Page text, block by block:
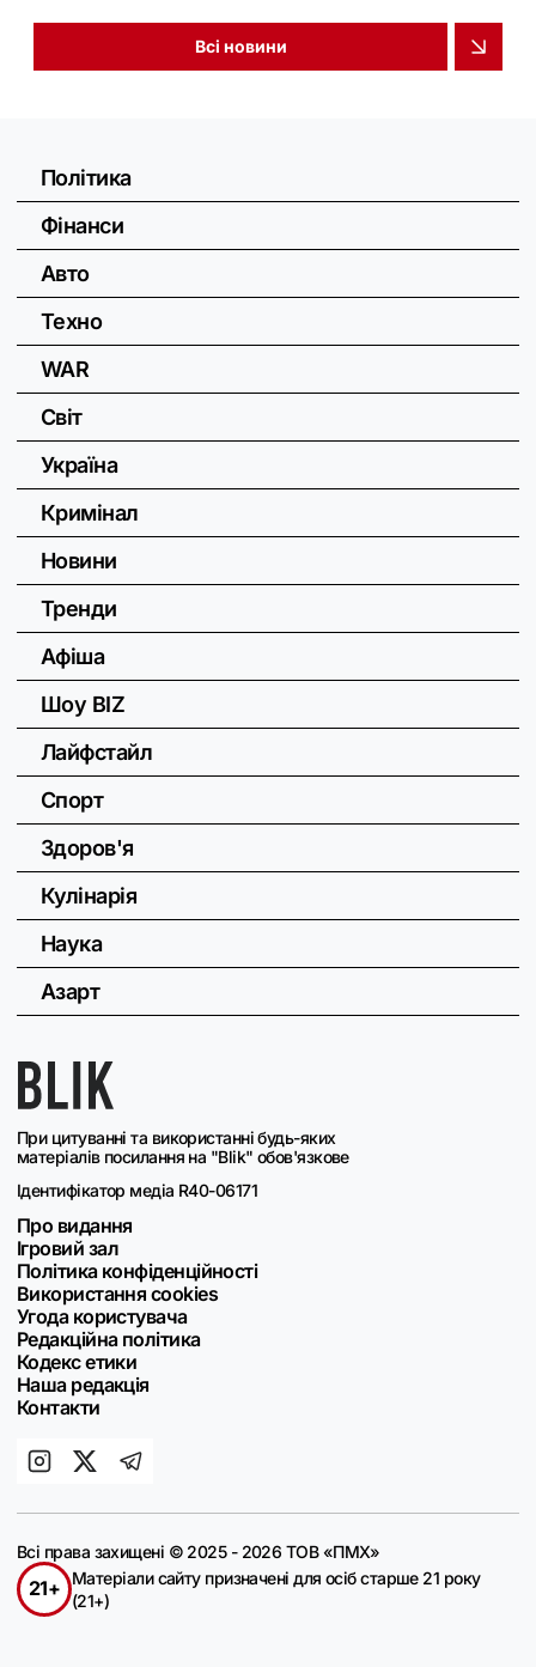
Всі новини
При цитуванні та використанні будь-яких
матеріалів посилання на "Blik" обов'язкове
Ідентифікатор медіа R40-06171
Про видання
Ігровий зал
Політика конфіденційності
Використання cookies
Угода користувача
Редакційна політика
Кодекс етики
Наша редакція
Контакти
Політика
Фінанси
Авто
Техно
WAR
Світ
Україна
Кримінал
Новини
Тренди
Афіша
Шоу BIZ
Лайфстайл
Спорт
Здоров'я
Кулінарія
Наука
Азарт
Всі права захищені © 2025 - 2026 ТОВ «ПМХ»
21+
Матеріали сайту призначені для осіб старше 21 року
(21+)